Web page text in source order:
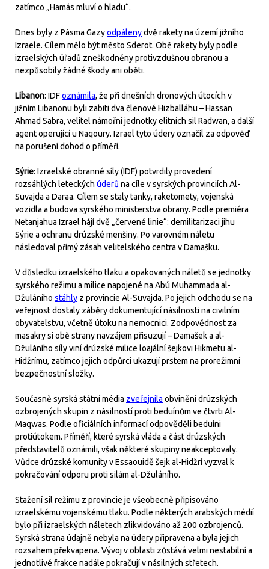
zatímco „Hamás mluví o hladu“.
Dnes byly z Pásma Gazyodpálenydvě rakety na území jižního
Izraele. Cílem mělo být město Sderot. Obě rakety byly podle
izraelských úřadů zneškodněny protivzdušnou obranou a
nezpůsobily žádné škody ani oběti.
Libanon: IDFoznámila, že při dnešních dronových útocích v
jižním Libanonu byli zabiti dva členové Hizballáhu – Hassan
Ahmad Sabra, velitel námořní jednotky elitních sil Radwan, a další
agent operující u Naqoury. Izrael tyto údery označil za odpověď
na porušení dohod o příměří.
Sýrie: Izraelské obranné síly (IDF) potvrdily provedení
rozsáhlých leteckých úderů na cíle v syrských provinciích Al-
Suvajda a Daraa. Cílem se staly tanky, raketomety, vojenská
vozidla a budova syrského ministerstva obrany. Podle premiéra
Netanjahua Izrael hájí dvě „červené linie“: demilitarizaci jihu
Sýrie a ochranu drúzské menšiny. Po varovném náletu
následoval přímý zásah velitelského centra v Damašku.
V důsledku izraelského tlaku a opakovaných náletů se jednotky
syrského režimu a milice napojené na Abú Muhammada al-
Džuláního stáhly z provincie Al-Suvajda. Po jejich odchodu se na
veřejnost dostaly záběry dokumentující násilnosti na civilním
obyvatelstvu, včetně útoku na nemocnici. Zodpovědnost za
masakry si obě strany navzájem přisuzují – Damašek a al-
Džuláního síly viní drúzské milice loajální šejkovi Hikmetu al-
Hidžrímu, zatímco jejich odpůrci ukazují prstem na prorežimní
bezpečnostní složky.
Současně syrská státní média zveřejnila obvinění drúzských
ozbrojených skupin z násilností proti beduínům ve čtvrti Al-
Maqwas. Podle oficiálních informací odpověděli beduíni
protiútokem. Příměří, které syrská vláda a část drúzských
představitelů oznámili, však některé skupiny neakceptovaly.
Vůdce drúzské komunity v Essaouidě šejk al-Hidžrí vyzval k
pokračování odporu proti silám al-Džuláního.
Stažení sil režimu z provincie je všeobecně připisováno
izraelskému vojenskému tlaku. Podle některých arabských médií
bylo při izraelských náletech zlikvidováno až 200 ozbrojenců.
Syrská strana údajně nebyla na údery připravena a byla jejich
rozsahem překvapena. Vývoj v oblasti zůstává velmi nestabilní a
jednotlivé frakce nadále pokračují v násilných střetech.